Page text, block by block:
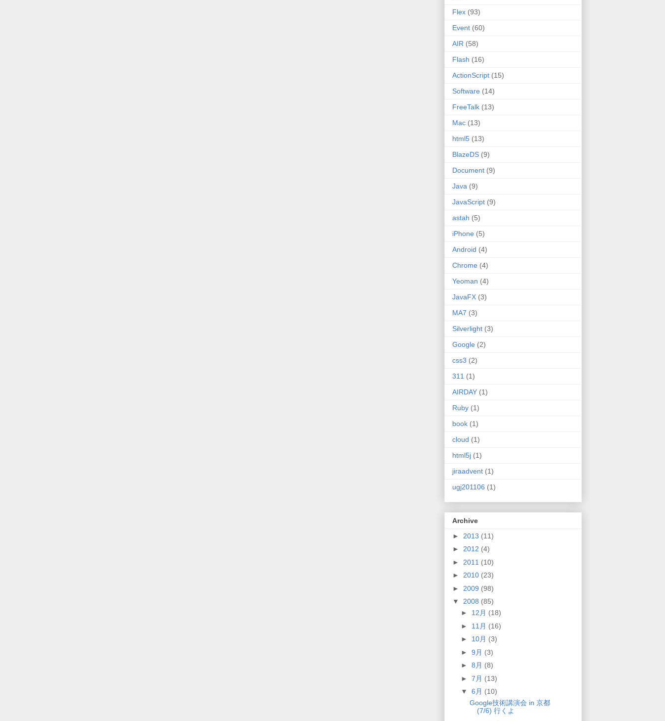
Flex (93)
Event (60)
AIR (58)
Flash (16)
ActionScript (15)
Software (14)
FreeTalk (13)
Mac (13)
html5 (13)
BlazeDS (9)
Document (9)
Java (9)
JavaScript (9)
astah (5)
iPhone (5)
Android (4)
Chrome (4)
Yeoman (4)
JavaFX (3)
MA7 (3)
Silverlight (3)
Google (2)
css3 (2)
311 (1)
AIRDAY (1)
Ruby (1)
book (1)
cloud (1)
html5j (1)
jiraadvent (1)
ugj201106 (1)
Archive
► 2013 (11)
► 2012 (4)
► 2011 (10)
► 2010 (23)
► 2009 (98)
▼ 2008 (85)
► 12月 (18)
► 11月 (16)
► 10月 (3)
► 9月 (3)
► 8月 (8)
► 7月 (13)
▼ 6月 (10)
Google技術講演会 in 京都
(7/6) 行くよ